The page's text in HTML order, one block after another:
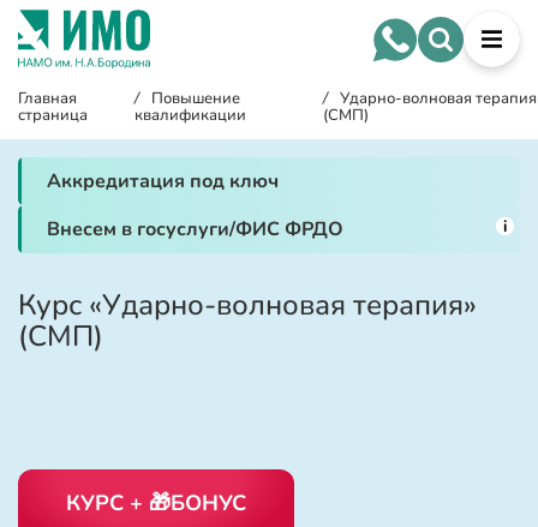
Главная
страница
/ Повышение
квалификации
/ Ударно-волновая терапия
(СМП)
Аккредитация под ключ
Внесем в госуслуги/ФИС ФРДО
i
Курс «Ударно-волновая терапия»
(СМП)
КУРС + 🎁БОНУС